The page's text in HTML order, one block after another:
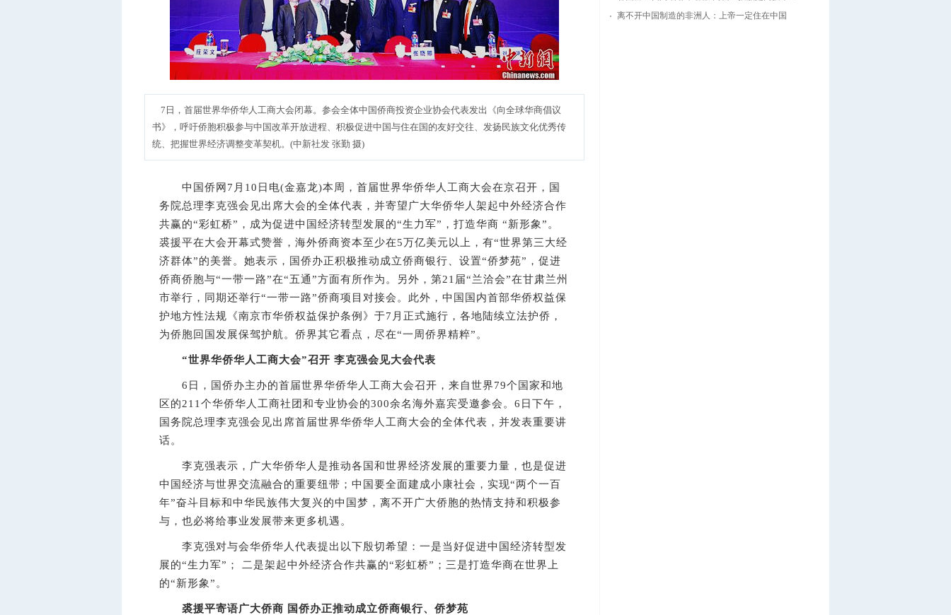
7日，首届世界华侨华人工商大会闭幕。参会全体中国侨商投资企业协会代表发出《向全球华商倡议
书》，呼吁侨胞积极参与中国改革开放进程、积极促进中国与住在国的友好交往、发扬民族文化优秀传
统、把握世界经济调整变革契机。(中新社发 张勤 摄)
中国侨网7月10日电(金嘉龙)本周，首届世界华侨华人工商大会在京召开，国
务院总理李克强会见出席大会的全体代表，并寄望广大华侨华人架起中外经济合作
共赢的“彩虹桥”，成为促进中国经济转型发展的“生力军”，打造华商 “新形象”。
裘援平在大会开幕式赞誉，海外侨商资本至少在5万亿美元以上，有“世界第三大经
济群体”的美誉。她表示，国侨办正积极推动成立侨商银行、设置“侨梦苑”，促进
侨商侨胞与“一带一路”在“五通”方面有所作为。另外，第21届“兰洽会”在甘肃兰州
市举行，同期还举行“一带一路”侨商项目对接会。此外，中国国内首部华侨权益保
护地方性法规《南京市华侨权益保护条例》于7月正式施行，各地陆续立法护侨，
为侨胞回国发展保驾护航。侨界其它看点，尽在“一周侨界精粹”。
“世界华侨华人工商大会”召开 李克强会见大会代表
6日，国侨办主办的首届世界华侨华人工商大会召开，来自世界79个国家和地
区的211个华侨华人工商社团和专业协会的300余名海外嘉宾受邀参会。6日下午，
国务院总理李克强会见出席首届世界华侨华人工商大会的全体代表，并发表重要讲
话。
李克强表示，广大华侨华人是推动各国和世界经济发展的重要力量，也是促进
中国经济与世界交流融合的重要纽带；中国要全面建成小康社会，实现“两个一百
年”奋斗目标和中华民族伟大复兴的中国梦，离不开广大侨胞的热情支持和积极参
与，也必将给事业发展带来更多机遇。
李克强对与会华侨华人代表提出以下殷切希望：一是当好促进中国经济转型发
展的“生力军”； 二是架起中外经济合作共赢的“彩虹桥”；三是打造华商在世界上
的“新形象”。
裘援平寄语广大侨商 国侨办正推动成立侨商银行、侨梦苑
离不开中国制造的非洲人：上帝一定住在中国